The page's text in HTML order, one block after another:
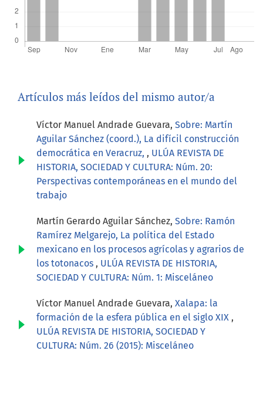
Artículos más leídos del mismo autor/a
Víctor Manuel Andrade Guevara, Sobre: Martín
Aguilar Sánchez (coord.), La difícil construcción
democrática en Veracruz, , ULÚA REVISTA DE
HISTORIA, SOCIEDAD Y CULTURA: Núm. 20:
Perspectivas contemporáneas en el mundo del
trabajo
Martín Gerardo Aguilar Sánchez, Sobre: Ramón
Ramírez Melgarejo, La política del Estado
mexicano en los procesos agrícolas y agrarios de
los totonacos , ULÚA REVISTA DE HISTORIA,
SOCIEDAD Y CULTURA: Núm. 1: Misceláneo
Víctor Manuel Andrade Guevara, Xalapa: la
formación de la esfera pública en el siglo XIX ,
ULÚA REVISTA DE HISTORIA, SOCIEDAD Y
CULTURA: Núm. 26 (2015): Misceláneo